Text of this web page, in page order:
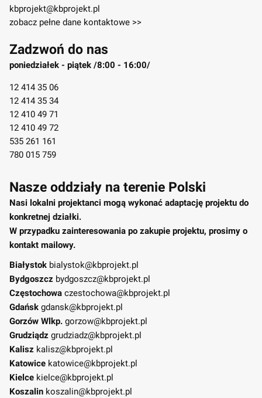
kbprojekt@kbprojekt.pl
zobacz pełne dane kontaktowe >>
Zadzwoń do nas
poniedziałek - piątek /8:00 - 16:00/
12 414 35 06
12 414 35 34
12 410 49 71
12 410 49 72
535 261 161
780 015 759
Nasze oddziały na terenie Polski
Nasi lokalni projektanci mogą wykonać adaptację projektu do
konkretnej działki.
W przypadku zainteresowania po zakupie projektu, prosimy o
kontakt mailowy.
Białystok bialystok@kbprojekt.pl
Bydgoszcz bydgoszcz@kbprojekt.pl
Częstochowa czestochowa@kbprojekt.pl
Gdańsk gdansk@kbprojekt.pl
Gorzów Wlkp. gorzow@kbprojekt.pl
Grudziądz grudziadz@kbprojekt.pl
Kalisz kalisz@kbprojekt.pl
Katowice katowice@kbprojekt.pl
Kielce kielce@kbprojekt.pl
Koszalin koszalin@kbprojekt.pl